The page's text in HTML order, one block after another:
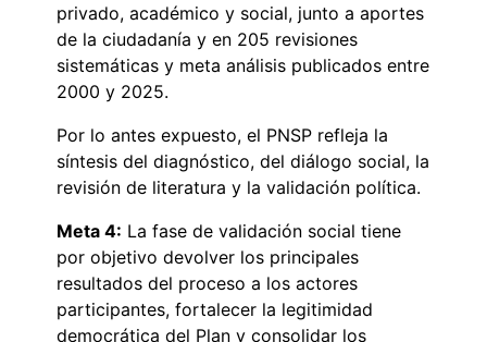
privado, académico y social, junto a aportes
de la ciudadanía y en 205 revisiones
sistemáticas y meta análisis publicados entre
2000 y 2025.
Por lo antes expuesto, el PNSP refleja la
síntesis del diagnóstico, del diálogo social, la
revisión de literatura y la validación política.
Meta 4: La fase de validación social tiene
por objetivo devolver los principales
resultados del proceso a los actores
participantes, fortalecer la legitimidad
democrática del Plan y consolidar los